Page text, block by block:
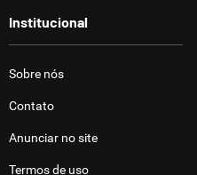
Institucional
Sobre nós
Contato
Anunciar no site
Termos de uso